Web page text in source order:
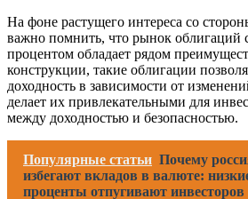
На фоне растущего интереса со
важно помнить, что рынок
процентом обладает рядом
конструкции, такие облигации
доходность в зависимости от
делает их привлекательными для
между доходностью и безопасностью.
Популярные статьи Почему
избегают вкладов в валюте:
проценты отпугивают инвесторов